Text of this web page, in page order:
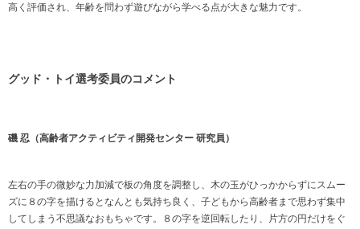
高く評価され、年齢を問わず遊びながら学べる点が大きな魅力です。
グッド・トイ選考委員のコメント
磯 忍（高齢者アクティビティ開発センター 研究員）
左右の手の微妙な力加減で板の角度を調整し、木の玉がひっかからずにスムー
ズに８の字を描けるとなんとも気持ち良く、子どもから高齢者まで思わず集中
してしまう不思議なおもちゃです。８の字を逆回転したり、片方の円だけをぐ